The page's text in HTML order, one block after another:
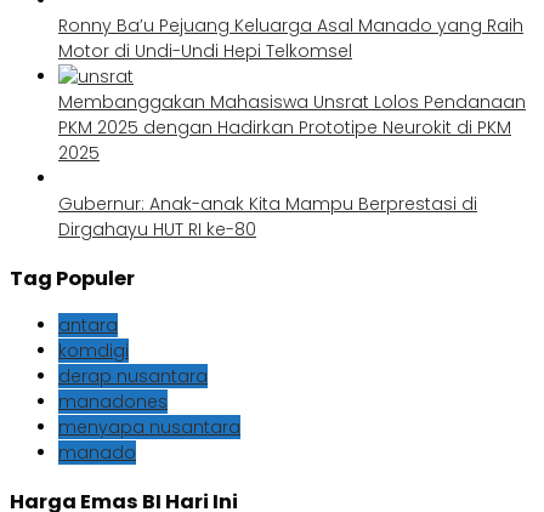
Ronny Ba’u Pejuang Keluarga Asal Manado yang Raih
Motor di Undi-Undi Hepi Telkomsel
Membanggakan Mahasiswa Unsrat Lolos Pendanaan
PKM 2025 dengan Hadirkan Prototipe Neurokit di PKM
2025
Gubernur: Anak-anak Kita Mampu Berprestasi di
Dirgahayu HUT RI ke-80
Tag Populer
antara
komdigi
derap nusantara
manadones
menyapa nusantara
manado
Harga Emas BI Hari Ini